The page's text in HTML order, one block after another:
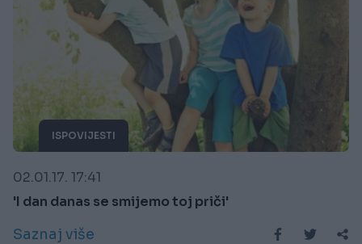
ISPOVIJESTI
02.01.17. 17:41
'I dan danas se smijemo toj priči'
Saznaj više